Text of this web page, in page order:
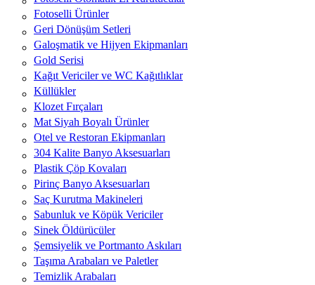
Fotoselli Ürünler
Geri Dönüşüm Setleri
Galoşmatik ve Hijyen Ekipmanları
Gold Serisi
Kağıt Vericiler ve WC Kağıtlıklar
Küllükler
Klozet Fırçaları
Mat Siyah Boyalı Ürünler
Otel ve Restoran Ekipmanları
304 Kalite Banyo Aksesuarları
Plastik Çöp Kovaları
Pirinç Banyo Aksesuarları
Saç Kurutma Makineleri
Sabunluk ve Köpük Vericiler
Sinek Öldürücüler
Şemsiyelik ve Portmanto Askıları
Taşıma Arabaları ve Paletler
Temizlik Arabaları